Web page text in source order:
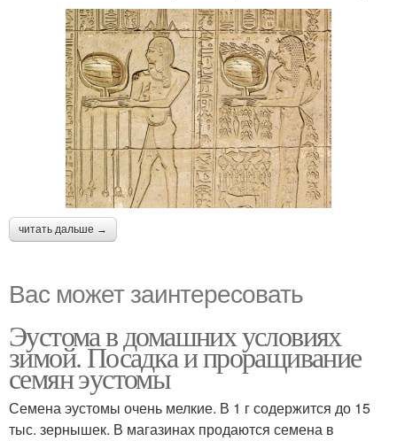
читать дальше →
Вас может заинтересовать
Эустома в домашних условиях
зимой. Посадка и проращивание
семян эустомы
Семена эустомы очень мелкие. В 1 г содержится до 15
тыс. зернышек. В магазинах продаются семена в